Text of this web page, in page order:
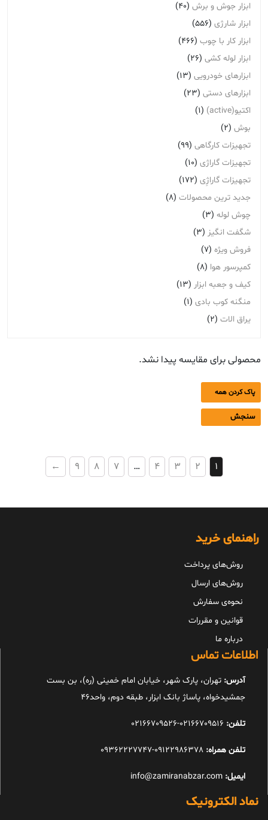
ابزار جوش و برش (40)
ابزار شارژی (556)
ابزار کار با چوب (466)
ابزار لوله کشی (26)
ابزارهای خودرویی (13)
ابزارهای دستی (23)
اکتیو(active)
(1)
بوش (2)
تجهیزات کارگاهی (99)
تجهیزات گاراژی (10)
تجهیزات گاراژِی (172)
جدید ترین محصولات (8)
چوش لوله (3)
شگفت انگیز (3)
فروش ویژه (7)
کمپرسور هوا (8)
کیف و جعبه ابزار (13)
منگنه کوب بادی (1)
یراق الات (2)
محصولی برای مقایسه پیدا نشد.
پاک کردن همه
سنجش
1
2
3
4
…
7
8
9
←
راهنمای خرید
روش‌های پرداخت
روش‌های ارسال
نحوه‌ی سفارش
قوانین و مقررات
درباره ما
اطلاعات تماس
آدرس: تهران، پارک شهر، خیابان امام خمینی (ره)، بن بست
جمشیدخواه، پاساژ بانک ابزار، طبقه دوم، واحد46
تلفن:
تلفن همراه: 09122986378-09362227747
ایمیل:
نماد الکترونیک